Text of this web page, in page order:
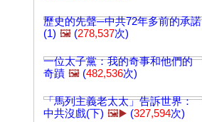
歷史的先聲─中共72年多前的承諾
(1) 🖼️ (278,537次)
一位太子黨：我的奇事和他們的
奇蹟 🖼️ (482,536次)
「馬列主義老太太」告訴世界：
中共沒戲(下) 🖼️▶️ (327,594次)